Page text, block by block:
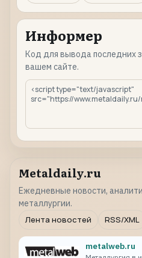
Информер
Код для вывода последних
вашем сайте.
Metaldaily.ru
Ежедневные новости,
металлургии.
Лента новостей
RSS/XML
metalweb.ru